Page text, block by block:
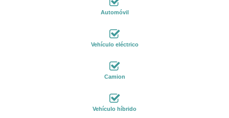
Automóvil
Vehículo eléctrico
Camion
Vehículo híbrido